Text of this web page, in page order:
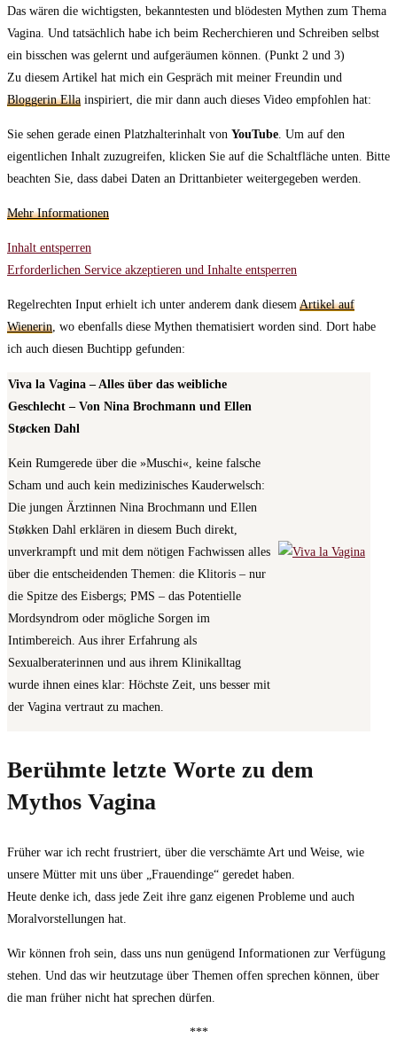
Das wären die wichtigsten, bekanntesten und blödesten Mythen zum Thema
Vagina. Und tatsächlich habe ich beim Recherchieren und Schreiben selbst
ein bisschen was gelernt und aufgeräumen können. (Punkt 2 und 3)
Zu diesem Artikel hat mich ein Gespräch mit meiner Freundin und
Bloggerin Ella inspiriert, die mir dann auch dieses Video empfohlen hat:
Sie sehen gerade einen Platzhalterinhalt von YouTube. Um auf den
eigentlichen Inhalt zuzugreifen, klicken Sie auf die Schaltfläche unten. Bitte
beachten Sie, dass dabei Daten an Drittanbieter weitergegeben werden.
Mehr Informationen
Inhalt entsperren
Erforderlichen Service akzeptieren und Inhalte entsperren
Regelrechten Input erhielt ich unter anderem dank diesem Artikel auf
Wienerin, wo ebenfalls diese Mythen thematisiert worden sind. Dort habe
ich auch diesen Buchtipp gefunden:
Viva la Vagina – Alles über das weibliche
Geschlecht – Von Nina Brochmann und Ellen
Støcken Dahl
Kein Rumgerede über die »Muschi«, keine falsche
Scham und auch kein medizinisches Kauderwelsch:
Die jungen Ärztinnen Nina Brochmann und Ellen
Støkken Dahl erklären in diesem Buch direkt,
unverkrampft und mit dem nötigen Fachwissen alles
über die entscheidenden Themen: die Klitoris – nur
die Spitze des Eisbergs; PMS – das Potentielle
Mordsyndrom oder mögliche Sorgen im
Intimbereich. Aus ihrer Erfahrung als
Sexualberaterinnen und aus ihrem Klinikalltag
wurde ihnen eines klar: Höchste Zeit, uns besser mit
der Vagina vertraut zu machen.
Berühmte letzte Worte zu dem
Mythos Vagina
Früher war ich recht frustriert, über die verschämte Art und Weise, wie
unsere Mütter mit uns über „Frauendinge“ geredet haben.
Heute denke ich, dass jede Zeit ihre ganz eigenen Probleme und auch
Moralvorstellungen hat.
Wir können froh sein, dass uns nun genügend Informationen zur Verfügung
stehen. Und das wir heutzutage über Themen offen sprechen können, über
die man früher nicht hat sprechen dürfen.
***